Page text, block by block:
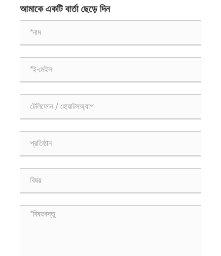
আমাকে একটি বার্তা ছেড়ে দিন